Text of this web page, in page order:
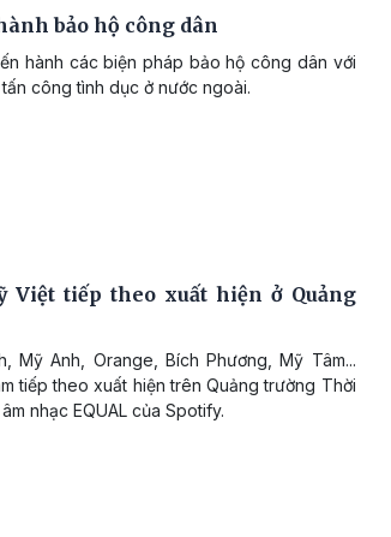
bảo hộ công dân
hành các biện pháp bảo hộ công dân với
công tình dục ở nước ngoài.
Việt tiếp theo xuất hiện ở Quảng
Mỹ Anh, Orange, Bích Phương, Mỹ Tâm...
tiếp theo xuất hiện trên Quảng trường Thời
nhạc EQUAL của Spotify.